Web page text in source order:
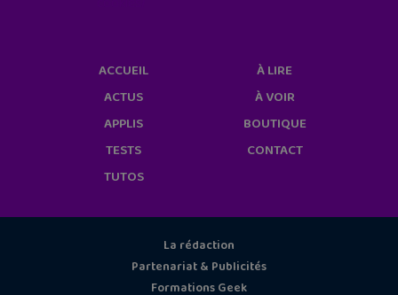
ACCUEIL
ACTUS
APPLIS
TESTS
TUTOS
À LIRE
À VOIR
BOUTIQUE
CONTACT
La rédaction
Partenariat & Publicités
Formations Geek